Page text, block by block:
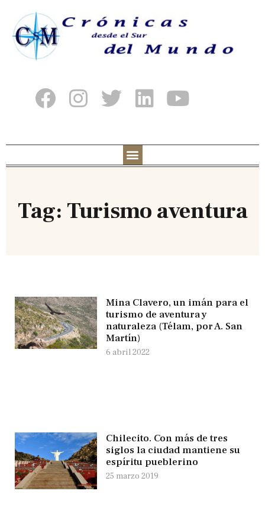
Tag: Turismo aventura
Mina Clavero, un imán para el
turismo de aventura y
naturaleza (Télam, por A. San
Martín)
6 abril 2022
Chilecito. Con más de tres
siglos la ciudad mantiene su
espíritu pueblerino
25 marzo 2019